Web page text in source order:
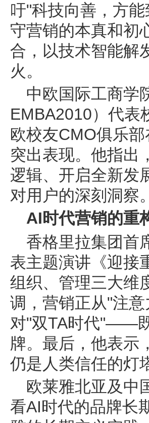
吁"科技向善，方
守营销的本真和初
合，以技术智能解
火。
中欧国际工商学
EMBA2010）代表
欧校友CMO俱乐
突出表现。他指出
逻辑、开启全新发
对用户的深刻洞察。
AI时代营销的重
香格里拉集团首
表主题演讲《迎接
组织、管理三大维
调，营销正从"注
对"双TA时代"——
牌。最后，他表示
仍是人类信任的灯
欧莱雅北亚及中
看AI时代的品牌长